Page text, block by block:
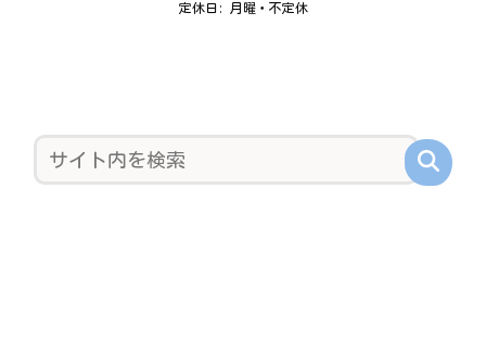
定休日: 月曜・不定休